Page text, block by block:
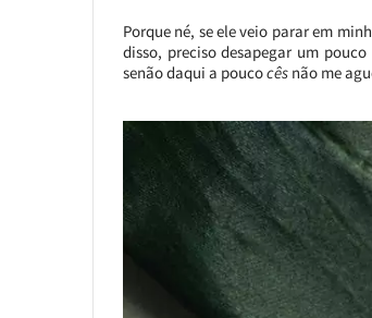
Porque né, se ele veio parar em
disso, preciso desapegar um
senão daqui a poucocêsnão me